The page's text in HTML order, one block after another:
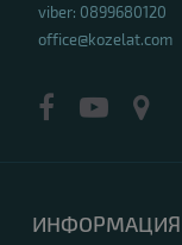
viber: 0899680120
office@kozelat.com
ИНФОРМАЦИЯ